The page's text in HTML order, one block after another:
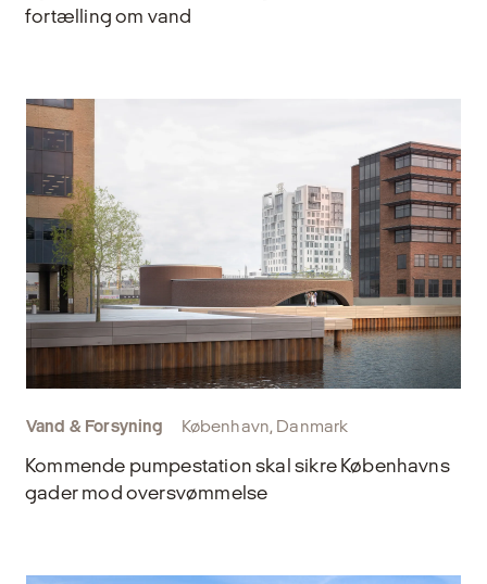
fortælling om vand
Vand & Forsyning København, Danmark
Kommende pumpestation skal sikre Københavns
gader mod oversvømmelse